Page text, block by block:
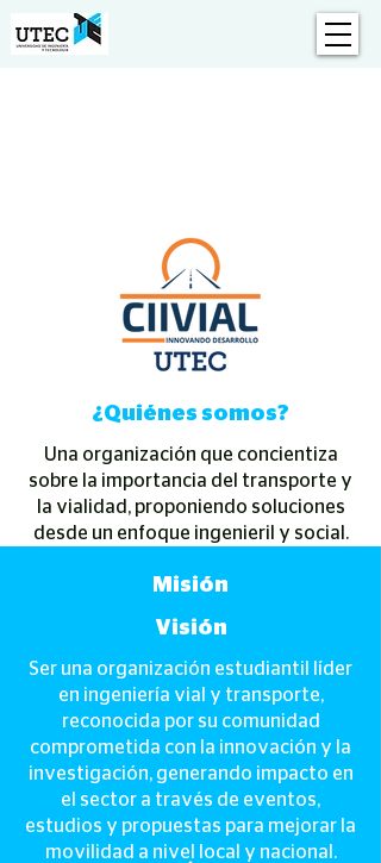
¿Quiénes somos?
Una organización que concientiza
sobre la importancia del transporte y
la vialidad, proponiendo soluciones
desde un enfoque ingenieril y social.
Misión
Visión
Ser una organización estudiantil líder
en ingeniería vial y transporte,
reconocida por su comunidad
comprometida con la innovación y la
investigación, generando impacto en
el sector a través de eventos,
estudios y propuestas para mejorar la
movilidad a nivel local y nacional.